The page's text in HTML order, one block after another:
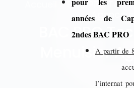
années de
2ndes BAC PRO
A partir de
l’internat
Accueil > BAC PRO
Agenceur
BAC PRO
Menuisier